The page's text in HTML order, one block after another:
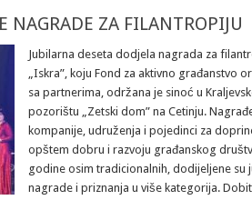
NAGRADE ZA FILANTROPIJU
Jubilarna deseta dodjela nagrada za
„Iskra”, koju Fond za aktivno građanstvo
sa partnerima, održana je sinoć u
pozorištu „Zetski dom” na Cetinju.
kompanije, udruženja i pojedinci za
opštem dobru i razvoju građanskog
godine osim tradicionalnih, dodijeljene su
nagrade i priznanja u više kategorija.